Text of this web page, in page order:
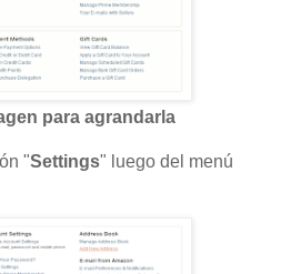
para agrandarla
"Settings" luego del menú